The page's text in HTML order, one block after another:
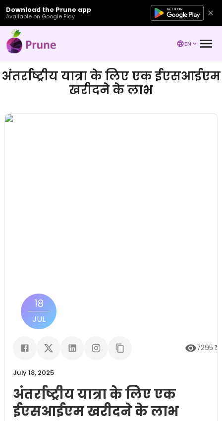
Download the Prune app
Available on Google Play
EN
अंतर्राष्ट्रीय यात्रा के लिए एक ईएसआईएम
खरीदने के लाभ
18
JUL
7295
July 18, 2025
अंतर्राष्ट्रीय यात्रा के लिए एक
ईएसआईएम खरीदने के लाभ